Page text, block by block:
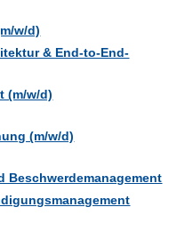
w/d)
& End-to-End-
(m/w/d)
(m/w/d)
Beschwerdemanagement